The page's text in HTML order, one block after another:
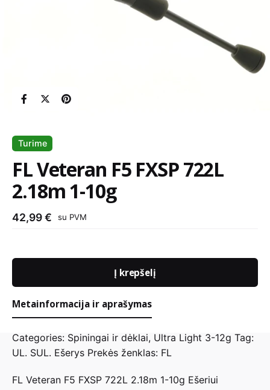
Turime
FL Veteran F5 FXSP 722L
2.18m 1-10g
42,99€ su PVM
kiekis:
Veteran
F5
FXSP
2.18m
1-
Į krepšelį
A
l
e
r
a
Metainformacija ir aprašymas
Categories: Spiningai ir dėklai, Ultra Light 3-12g Tag:
UL. SUL. Ešerys Prekės ženklas: FL
FL Veteran F5 FXSP 722L 2.18m 1-10g Ešeriui